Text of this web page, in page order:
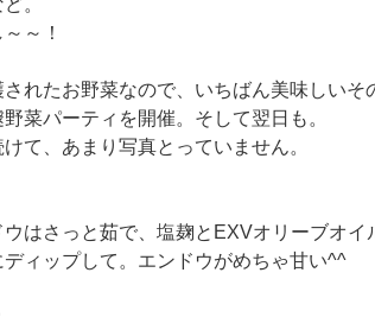
。
～！
れたお野菜なので、いちばん美味しいそ
菜パーティを開催。そして翌日も。
て、あまり写真とっていません。
ウはさっと茹で、塩麹とEXVオリーブオイ
ディップして。エンドウがめちゃ甘い^^